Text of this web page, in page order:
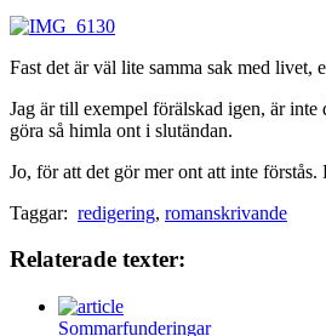
Fast det är väl lite samma sak med livet,
Jag är till exempel förälskad igen, är
göra så himla ont i slutändan.
Jo, för att det gör mer ont att inte
Taggar: redigering, romanskrivande
Relaterade texter:
Sommarfunderingar